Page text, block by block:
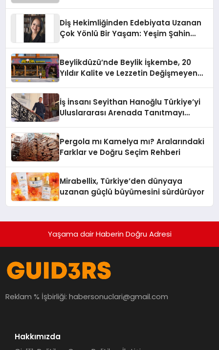
Diş Hekimliğinden Edebiyata Uzanan
Çok Yönlü Bir Yaşam: Yeşim Şahin
Beylikdüzü’nde Beylik İşkembe, 20
Yıldır Kalite ve Lezzetin Değişmeyen
İş İnsanı Seyithan Hanoğlu Türkiye’yi
Uluslararası Arenada Tanıtmayı
Pergola mı Kamelya mı? Aralarındaki
Farklar ve Doğru Seçim Rehberi
Mirabellix, Türkiye’den dünyaya
uzanan güçlü büyümesini sürdürüyor
Yaşama dair Haberin Doğru Adresi
Reklam % İşbirliği:habersonuclari@gmail.com
Hakkımızda